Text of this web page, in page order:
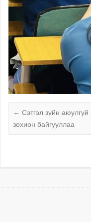
← Сэтгэл зүйн
зохион байгууллаа